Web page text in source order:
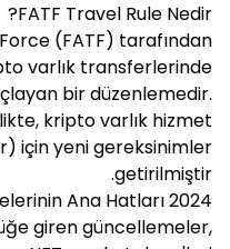
FATF Travel Rule Nedir?
(FATF) tarafından
varlık transferlerinde
bir düzenlemedir.
kripto varlık hizmet
için yeni gereksinimler
getirilmiştir.
2024 Güncellemelerinin Ana Hatları
giren güncellemeler,